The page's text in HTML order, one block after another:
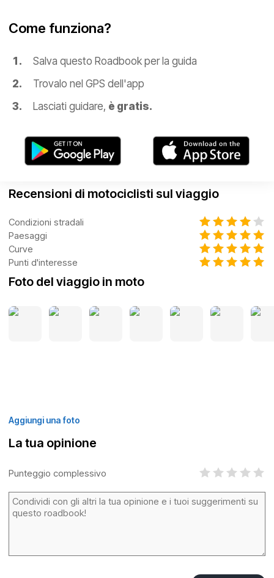
Come funziona?
Salva questo Roadbook per la guida
Trovalo nel GPS dell'app
Lasciati guidare, è gratis.
Recensioni di motociclisti sul viaggio
Condizioni stradali
Paesaggi
Curve
Punti d'interesse
Foto del viaggio in moto
Aggiungi una foto
La tua opinione
Punteggio complessivo